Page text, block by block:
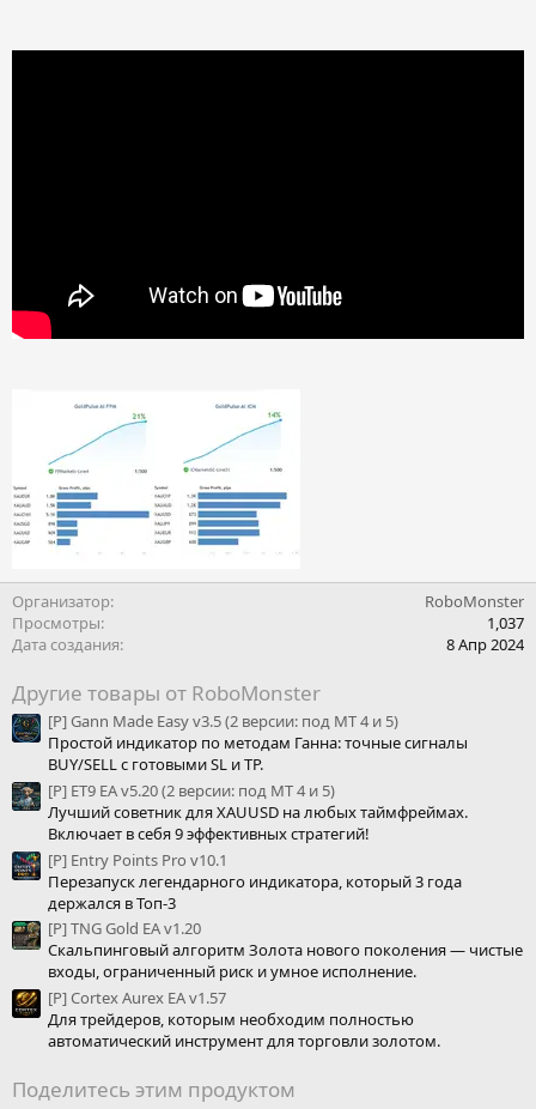
Организатор
RoboMonster
Просмотры
1,037
Дата создания
8 Апр 2024
Другие товары от RoboMonster
[P] Gann Made Easy v3.5 (2 версии: под МТ 4 и 5)
Простой индикатор по методам Ганна: точные сигналы
BUY/SELL с готовыми SL и TP.
[P] ET9 EA v5.20 (2 версии: под МТ 4 и 5)
Лучший советник для XAUUSD на любых таймфреймах.
Включает в себя 9 эффективных стратегий!
[P] Entry Points Pro v10.1
Перезапуск легендарного индикатора, который 3 года
держался в Топ-3
[P] TNG Gold EA v1.20
Скальпинговый алгоритм Золота нового поколения — чистые
входы, ограниченный риск и умное исполнение.
[P] Cortex Aurex EA v1.57
Для трейдеров, которым необходим полностью
автоматический инструмент для торговли золотом.
Поделитесь этим продуктом